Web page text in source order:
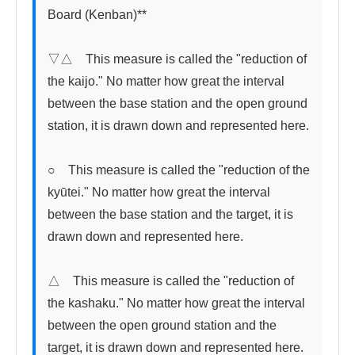
Board (Kenban)**
▽△　This measure is called the "reduction of
the kaijo." No matter how great the interval
between the base station and the open ground
station, it is drawn down and represented here.
○　This measure is called the "reduction of the
kyūtei." No matter how great the interval
between the base station and the target, it is
drawn down and represented here.
△　This measure is called the "reduction of
the kashaku." No matter how great the interval
between the open ground station and the
target, it is drawn down and represented here.